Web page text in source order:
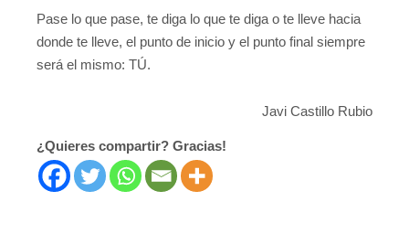
Pase lo que pase, te diga lo que te diga o te lleve hacia
donde te lleve, el punto de inicio y el punto final siempre
será el mismo: TÚ.
Javi Castillo Rubio
¿Quieres compartir? Gracias!